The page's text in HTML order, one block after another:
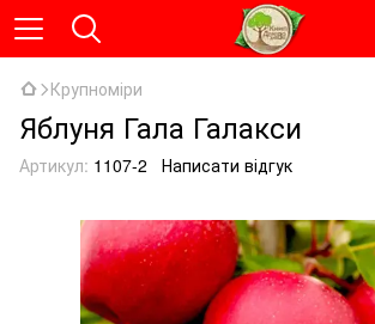
Крупноміри
Яблуня Гала Галакси
Артикул: 1107-2 Написати відгук